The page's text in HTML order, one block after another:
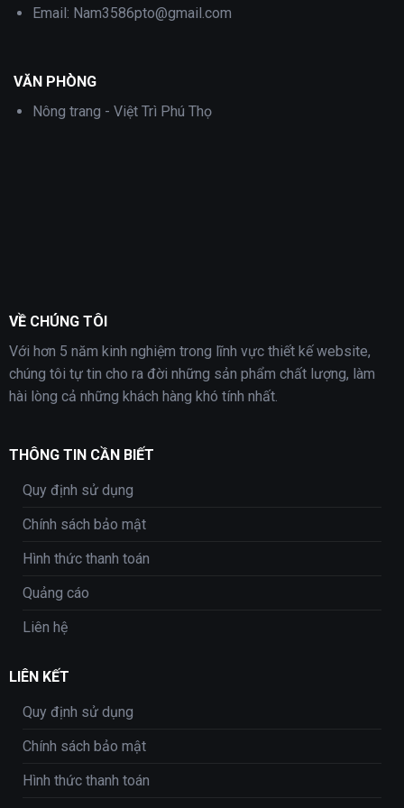
Email: Nam3586pto@gmail.com
VĂN PHÒNG
Nông trang - Việt Trì Phú Thọ
VỀ CHÚNG TÔI
Với hơn 5 năm kinh nghiệm trong lĩnh vực thiết kế website,
chúng tôi tự tin cho ra đời những sản phẩm chất lượng, làm
hài lòng cả những khách hàng khó tính nhất.
THÔNG TIN CẦN BIẾT
Quy định sử dụng
Chính sách bảo mật
Hình thức thanh toán
Quảng cáo
Liên hệ
LIÊN KẾT
Quy định sử dụng
Chính sách bảo mật
Hình thức thanh toán